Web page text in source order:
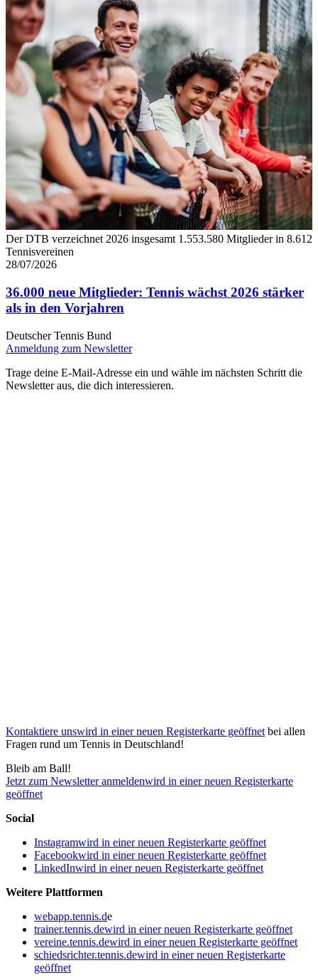
Der DTB verzeichnet 2026 insgesamt 1.553.580 Mitglieder in 8.612
Tennisvereinen
28/07/2026
36.000 neue Mitglieder: Tennis wächst 2026 stärker
als in den Vorjahren
Deutscher Tennis Bund
Anmeldung zum Newsletter
Trage deine E-Mail-Adresse ein und wähle im nächsten Schritt die
Newsletter aus, die dich interessieren.
Kontaktiere unswird in einer neuen Registerkarte geöffnet bei allen
Fragen rund um Tennis in Deutschland!
Bleib am Ball!
Jetzt zum Newsletter anmeldenwird in einer neuen Registerkarte
geöffnet
Social
Instagramwird in einer neuen Registerkarte geöffnet
Facebookwird in einer neuen Registerkarte geöffnet
LinkedInwird in einer neuen Registerkarte geöffnet
Weitere Plattformen
webapp.tennis.de
trainer.tennis.dewird in einer neuen Registerkarte geöffnet
vereine.tennis.dewird in einer neuen Registerkarte geöffnet
schiedsrichter.tennis.dewird in einer neuen Registerkarte
geöffnet